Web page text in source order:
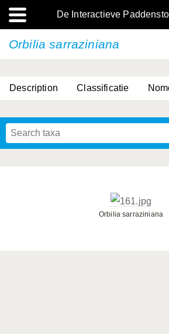
De Interactieve
Orbilia sarraziniana
Description Classificatie
Orbilia sarraziniana